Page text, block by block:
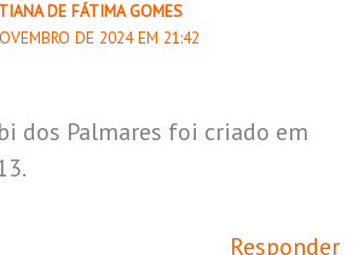
DE FÁTIMA GOMES
DE 2024 EM 21:42
dos Palmares foi criado em
Responder